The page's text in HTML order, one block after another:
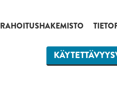
RAHOITUSHAKEMISTO